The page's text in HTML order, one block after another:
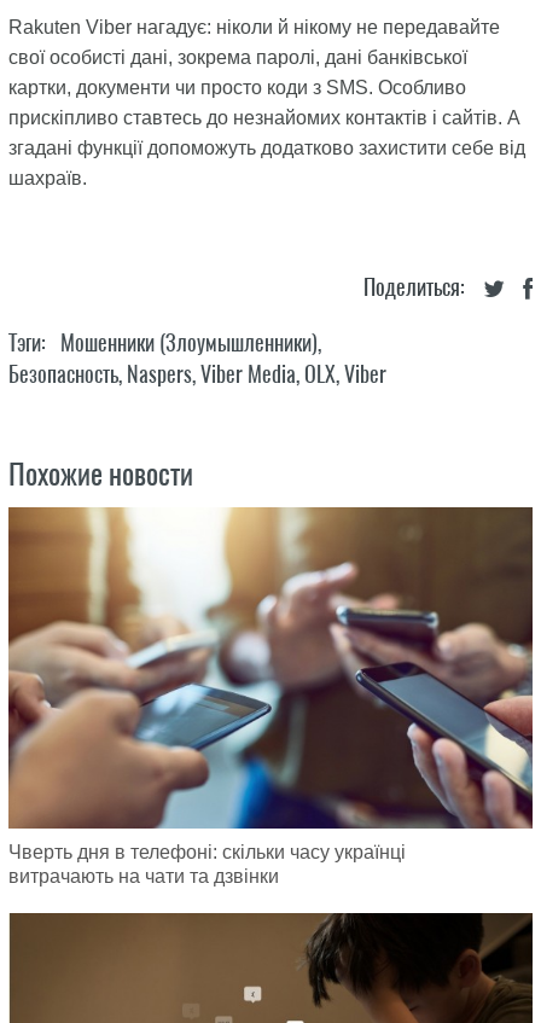
Rakuten Viber нагадує: ніколи й нікому не передавайте
свої особисті дані, зокрема паролі, дані банківської
картки, документи чи просто коди з SMS. Особливо
прискіпливо ставтесь до незнайомих контактів і сайтів. А
згадані функції допоможуть додатково захистити себе від
шахраїв.
Поделиться:
Тэги: Мошенники (злоумышленники),
Безопасность, Naspers,Viber Media,OLX,Viber
Похожие новости
Чверть дня в телефоні: скільки часу українці
витрачають на чати та дзвінки